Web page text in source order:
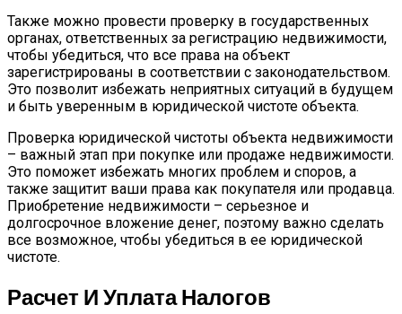
Также можно провести проверку в государственных
органах, ответственных за регистрацию недвижимости,
чтобы убедиться, что все права на объект
зарегистрированы в соответствии с законодательством.
Это позволит избежать неприятных ситуаций в будущем
и быть уверенным в юридической чистоте объекта.
Проверка юридической чистоты объекта недвижимости
– важный этап при покупке или продаже недвижимости.
Это поможет избежать многих проблем и споров, а
также защитит ваши права как покупателя или продавца.
Приобретение недвижимости – серьезное и
долгосрочное вложение денег, поэтому важно сделать
все возможное, чтобы убедиться в ее юридической
чистоте.
Расчет И Уплата Налогов